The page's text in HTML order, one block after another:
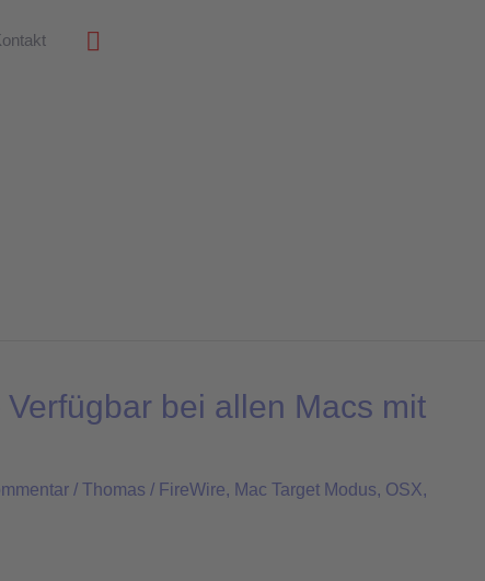
Suchen
bei allen Macs mit
/ Thomas / FireWire, Mac Target Modus, OSX,